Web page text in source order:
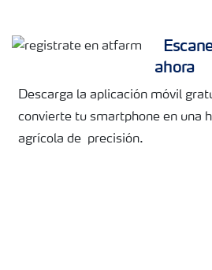
ahora
Descarga la aplicación móvil
convierte tu smartphone en una
agrícola de precisión.